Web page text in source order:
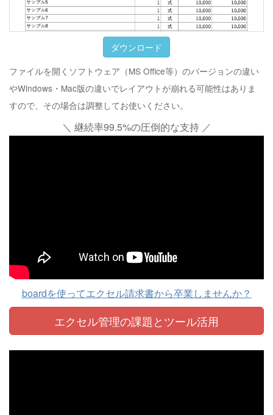
ダウンロード
ファイルを開くソフトウェア（MS Office等）のバージョンの違い
やWindows・Mac版の違いでレイアウトが崩れる可能性はありま
すので、その場合は調整してお使いください。
＼ 継続率99.5%の圧倒的な支持 ／
boardを使ってエクセル請求書から卒業しませんか？
エクセル管理の課題とツール活用